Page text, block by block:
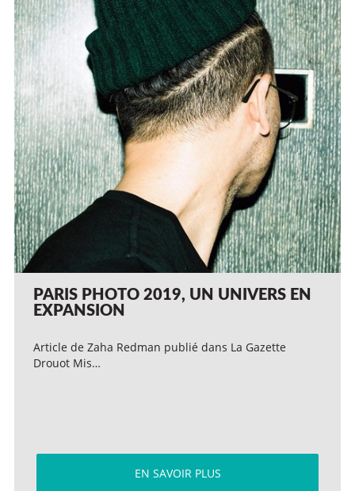
PARIS PHOTO 2019, UN UNIVERS EN
EXPANSION
Article de Zaha Redman publié dans La Gazette
Drouot Mis…
EN SAVOIR PLUS